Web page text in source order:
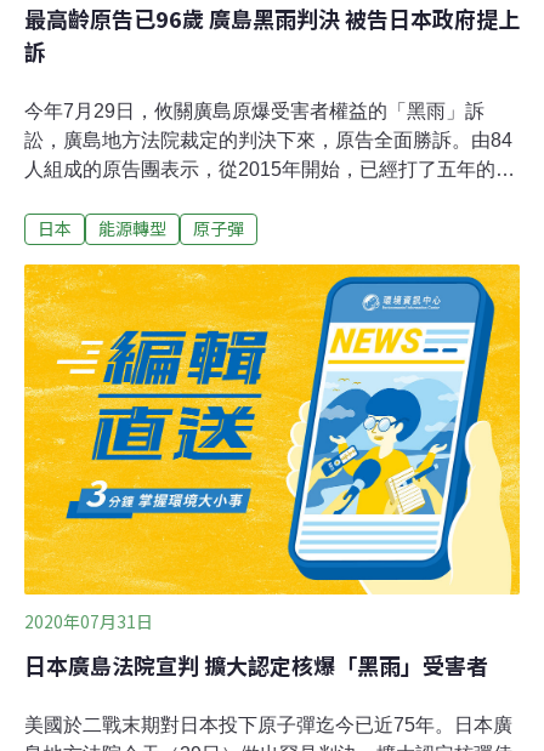
最高齡原告已96歲 廣島黑雨判決 被告日本政府提上
訴
今年7月29日，攸關廣島原爆受害者權益的「黑雨」訴
訟，廣島地方法院裁定的判決下來，原告全面勝訴。由84
人組成的原告團表示，從2015年開始，已經打了五年的這
「淚如雨下地迎接這份判決」。由於受害時間是從廣島原
傷害」。
日本 能源轉型 原子彈
2020年07月31日
日本廣島法院宣判 擴大認定核爆「黑雨」受害者
美國於二戰末期對日本投下原子彈迄今已近75年。日本廣